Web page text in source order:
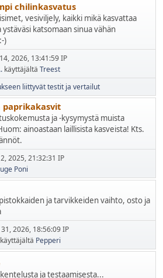
chilinkasvatus
vesiviljely, kaikki mikä kasvattaa
ystäväsi katsomaan sinua vähän
)
2026, 13:41:59 IP
käyttäjältä Treest
liittyvät testit ja vertailut
ja -kysymystä muista
ainoastaan laillisista kasveista! Kts.
2025, 21:32:31 IP
Poni
ja tarvikkeiden vaihto, osto ja
2026, 18:56:09 IP
käyttäjältä Pepperi
ja testaamisesta...